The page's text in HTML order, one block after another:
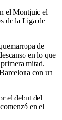
el Montjuic el
de la Liga de
de
en lo que
mitad.
con un
el debut del
en el